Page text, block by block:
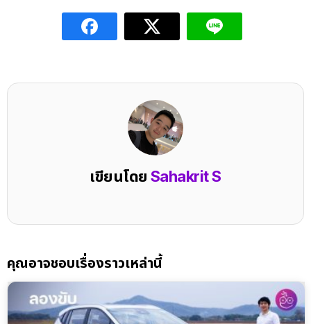
เขียนโดยSahakrit S
คุณอาจชอบเรื่องราวเหล่านี้